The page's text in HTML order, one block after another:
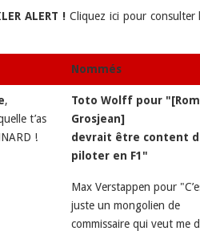
ALERT !Cliquez ici pour consulter
Nommés
,
t’as
!
Toto Wolff pour
Grosjean]
devrait être content
piloter en F1"
Max Verstappen pour
juste un mongolien de
commissaire qui veut me